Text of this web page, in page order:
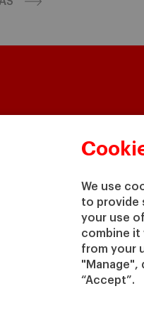
We use
to provide
your use
combine it
from your
"Manage",
“Accept”.
encantados de